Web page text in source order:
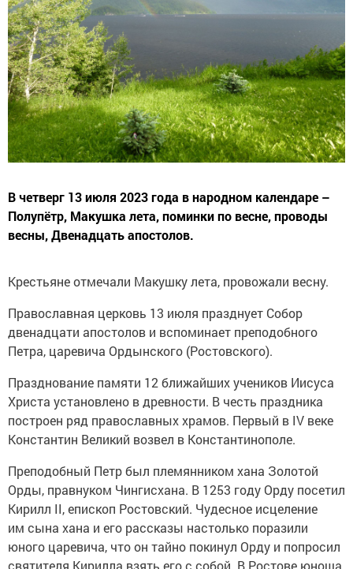
В четверг 13 июля 2023 года в народном календаре –
Полупётр, Макушка лета, поминки по весне, проводы
весны, Двенадцать апостолов.
Крестьяне отмечали Макушку лета, провожали весну.
Православная церковь 13 июля празднует Собор
двенадцати апостолов и вспоминает преподобного
Петра, царевича Ордынского (Ростовского).
Празднование памяти 12 ближайших учеников Иисуса
Христа установлено в древности. В честь праздника
построен ряд православных храмов. Первый в IV веке
Константин Великий возвел в Константинополе.
Преподобный Петр был племянником хана Золотой
Орды, правнуком Чингисхана. В 1253 году Орду посетил
Кирилл II, епископ Ростовский. Чудесное исцеление
им сына хана и его рассказы настолько поразили
юного царевича, что он тайно покинул Орду и попросил
святителя Кирилла взять его с собой. В Ростове юноша